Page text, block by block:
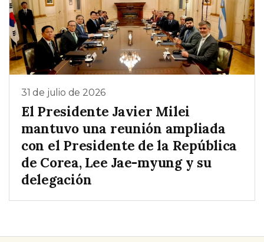
31 de julio de 2026
El Presidente Javier Milei
mantuvo una reunión ampliada
con el Presidente de la República
de Corea, Lee Jae-myung y su
delegación